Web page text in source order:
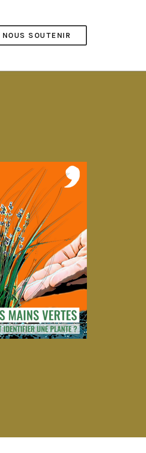
NOUS SOUTENIR